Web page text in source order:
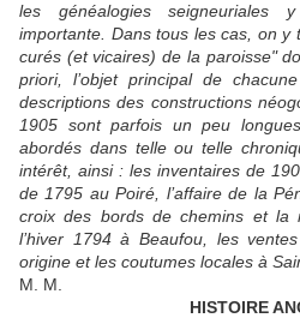
les généalogies
importante. Dans tous les cas, on y
curés (et vicaires) de la paroisse"
priori, l’objet principal de
descriptions des constructions
1905 sont parfois un peu
abordés dans telle ou telle
intérêt, ainsi : les inventaires de
de 1795 au Poiré, l’affaire de la
croix des bords de chemins et la
l’hiver 1794 à Beaufou, les
origine et les coutumes locales à
M. M.
HISTOIRE